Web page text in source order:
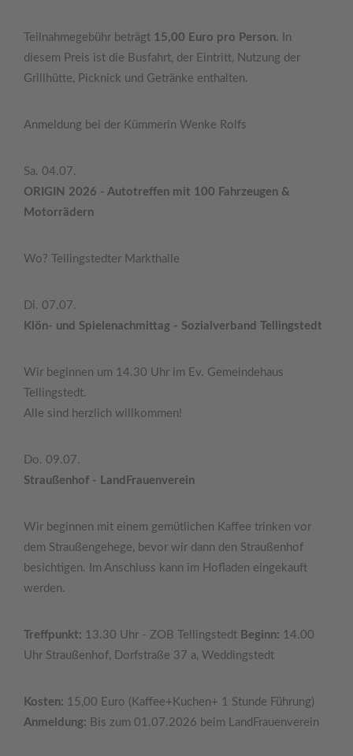
Teilnahmegebühr beträgt 15,00 Euro pro Person. In
diesem Preis ist die Busfahrt, der Eintritt, Nutzung der
Grillhütte, Picknick und Getränke enthalten.
Anmeldung bei der Kümmerin Wenke Rolfs
Sa. 04.07.
ORIGIN 2026 - Autotreffen mit 100 Fahrzeugen &
Motorrädern
Wo? Tellingstedter Markthalle
Di. 07.07.
Klön- und Spielenachmittag - Sozialverband Tellingstedt
Wir beginnen um 14.30 Uhr im Ev. Gemeindehaus
Tellingstedt.
Alle sind herzlich willkommen!
Do. 09.07.
Straußenhof - LandFrauenverein
Wir beginnen mit einem gemütlichen Kaffee trinken vor
dem Straußengehege, bevor wir dann den Straußenhof
besichtigen. Im Anschluss kann im Hofladen eingekauft
werden.
Treffpunkt: 13.30 Uhr - ZOB Tellingstedt Beginn: 14.00
Uhr Straußenhof, Dorfstraße 37 a, Weddingstedt
Kosten: 15,00 Euro (Kaffee+Kuchen+ 1 Stunde Führung)
Anmeldung: Bis zum 01.07.2026 beim LandFrauenverein